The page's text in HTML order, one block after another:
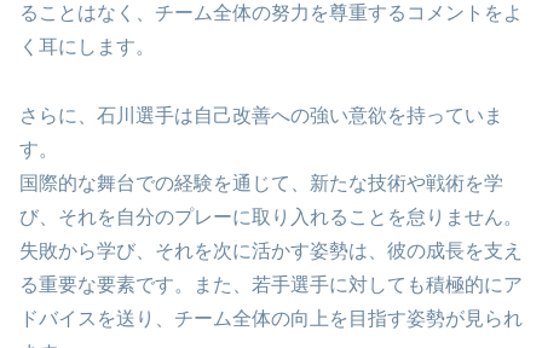
ることはなく、チーム全体の努力を尊重するコメントをよ
く耳にします。
さらに、石川選手は自己改善への強い意欲を持っていま
す。
国際的な舞台での経験を通じて、新たな技術や戦術を学
び、それを自分のプレーに取り入れることを怠りません。
失敗から学び、それを次に活かす姿勢は、彼の成長を支え
る重要な要素です。また、若手選手に対しても積極的にア
ドバイスを送り、チーム全体の向上を目指す姿勢が見られ